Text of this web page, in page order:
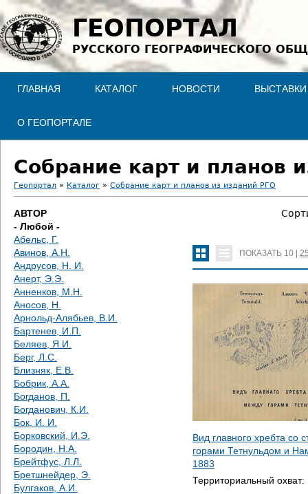
Jump to navigation
ГЕОПОРТАЛ
РУССКОГО ГЕОГРАФИЧЕСКОГО
ГЛАВНАЯ КАТАЛОГ НОВОСТИ ВЫСТАВКИ
О ГЕОПОРТАЛЕ
Собрание карт и планов
В
ы
з
д
е
с
ь
Геопортал » Каталог » Собрание карт и планов из изданий РГО
АВТОР
- Любой -
Абельс, Г.
Авинов, А.Н.
Андрусов, Н. И.
Анерт, Э.Э.
Анненков, М.Н.
Аносов, Н.
Арнольд-Алябьев, В.И.
Бартенев, И.П.
Беляев, Я.И.
Берг, Л.С.
Близняк, Е.В.
Бобрик, А.А.
Богданов, П.
Богданович, К.И.
Бок, И. И.
Борковский, И.Э.
Бородин, Н.А.
Брейтфус, Л.Л.
Бретшнейдер, Э.
Булгаков, А.И.
ПОКАЗАТЬ 10
Вид главного хребта со
горами Тетнульдом и
1883
Территориальный охват: